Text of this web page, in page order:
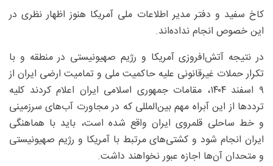
کاخ سفید و دفتر مدیر اطلاعات ملی آمریکا هنوز اظهار نظری در
این خصوص انجام نداده‌اند.
در نتیجه آتش‌افروزی آمریکا و رژیم صهیونیستی در منطقه و با
تکرار حملات غیرقانونی علیه حاکمیت ملی و تمامیت ارضی ایران از
۹ اسفند ۱۴۰۴، مقامات جمهوری اسلامی ایران اعلام کردند کلیه
ترددها از این آبراه مهم بین‌المللی که در مجاورت آب‌های سرزمینی
و خط ساحلی قلمروی ایران واقع شده است، باید با هماهنگی
ایران انجام شود و کشتی‌های مرتبط با آمریکا و رژیم صهیونیستی
و متحدان آن‌ها اجازه عبور نخواهند داشت.